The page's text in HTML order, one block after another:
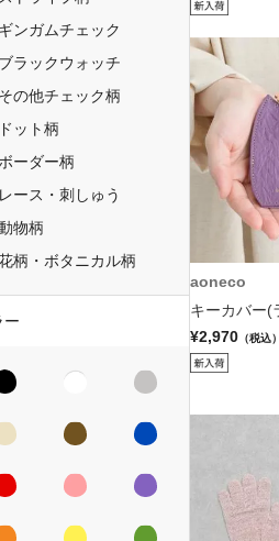
ギンガムチェック
ブラックウォッチ
その他チェック柄
ドット柄
ボーダー柄
レース・刺しゅう
物柄
柄・ボタニカル柄
ー
aoneco
キーカバー(
¥2,970 （税込）